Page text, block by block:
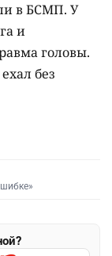
в БСМП. У
и
головы.
без